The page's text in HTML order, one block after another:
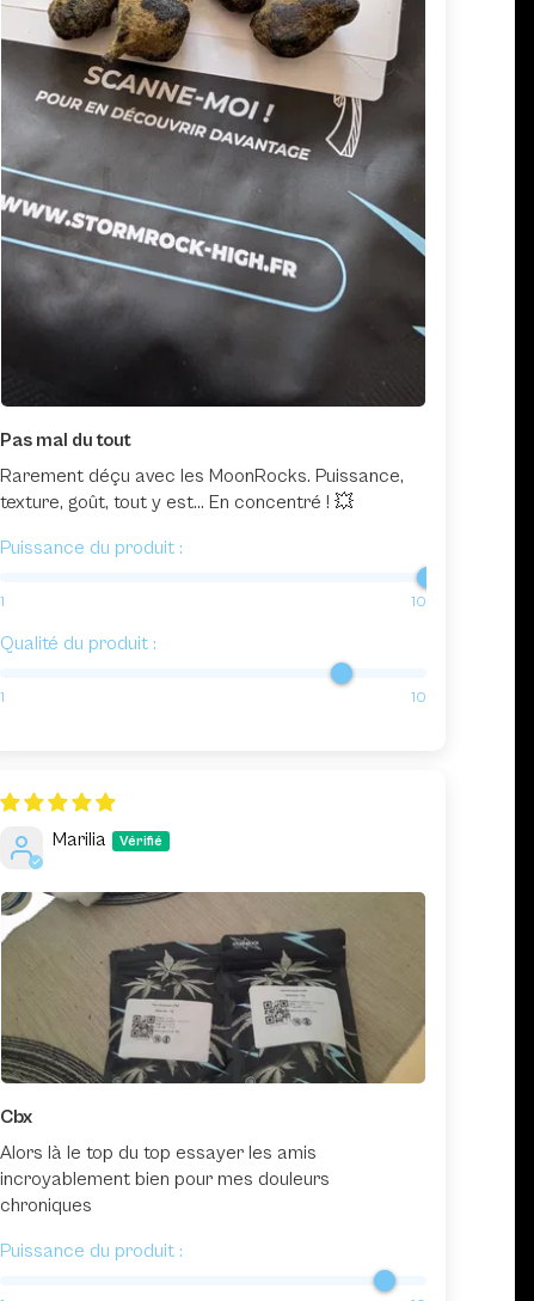
Pas mal du tout
Rarement déçu avec les MoonRocks. Puissance,
texture, goût, tout y est... En concentré ! 💥
Puissance du produit :
1 10
Qualité du produit :
1 10
Marilia
Cbx
Alors là le top du top essayer les amis
incroyablement bien pour mes douleurs
chroniques
Puissance du produit :